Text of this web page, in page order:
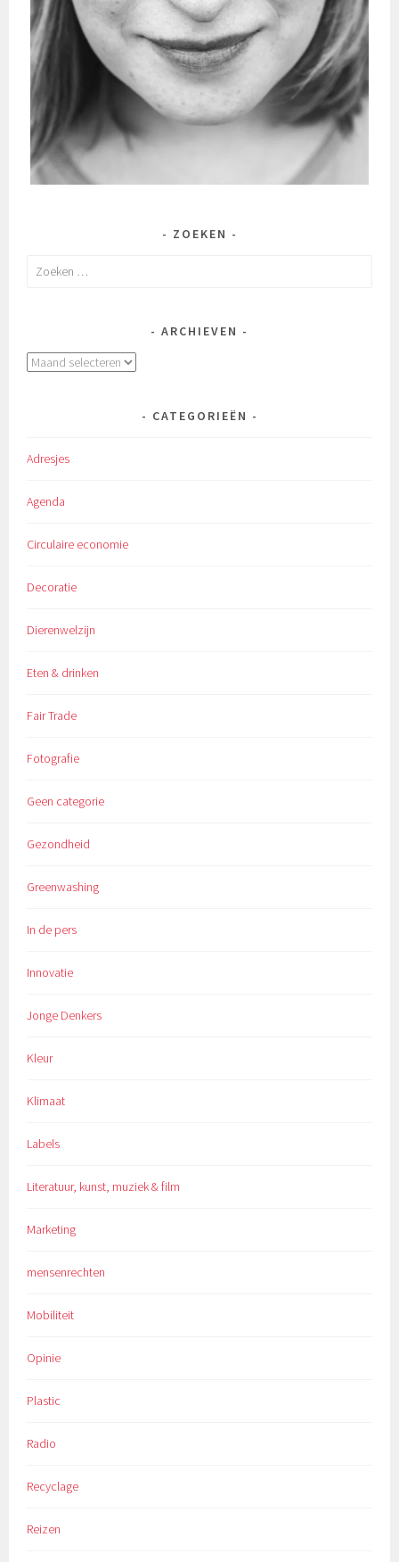
ZOEKEN
Zoeken
ARCHIEVEN
Archieven
CATEGORIEËN
Adresjes
Agenda
Circulaire economie
Decoratie
Dierenwelzijn
Eten & drinken
Fair Trade
Fotografie
Geen categorie
Gezondheid
Greenwashing
In de pers
Innovatie
Jonge Denkers
Kleur
Klimaat
Labels
Literatuur, kunst, muziek & film
Marketing
mensenrechten
Mobiliteit
Opinie
Plastic
Radio
Recyclage
Reizen